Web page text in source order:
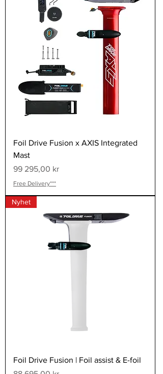
Foil Drive Fusion x AXIS Integrated
Mast
Pris
99 295,00 kr
Free Delivery***
Nyhet
Foil Drive Fusion | Foil assist & E-foil